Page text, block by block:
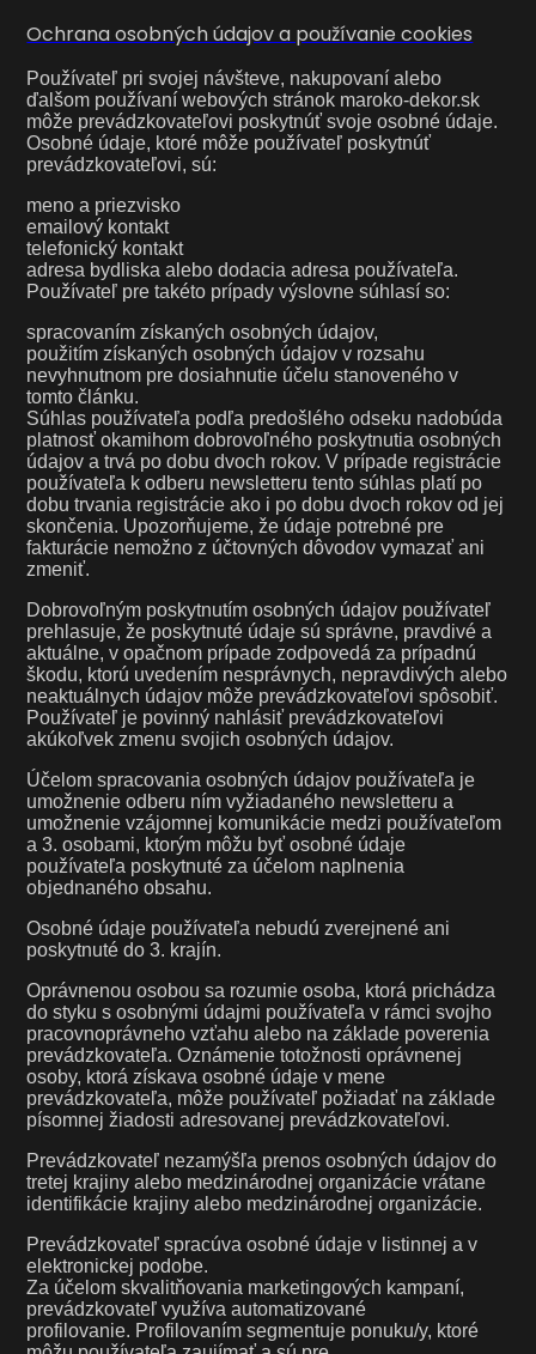
Ochrana osobných údajov a používanie cookies
Používateľ pri svojej návšteve, nakupovaní alebo
ďalšom používaní webových stránok maroko-dekor.sk
môže prevádzkovateľovi poskytnúť svoje osobné údaje.
Osobné údaje, ktoré môže používateľ poskytnúť
prevádzkovateľovi, sú:
meno a priezvisko
emailový kontakt
telefonický kontakt
adresa bydliska alebo dodacia adresa používateľa.
Používateľ pre takéto prípady výslovne súhlasí so:
spracovaním získaných osobných údajov,
použitím získaných osobných údajov v rozsahu
nevyhnutnom pre dosiahnutie účelu stanoveného v
tomto článku.
Súhlas používateľa podľa predošlého odseku nadobúda
platnosť okamihom dobrovoľného poskytnutia osobných
údajov a trvá po dobu dvoch rokov. V prípade registrácie
používateľa k odberu newsletteru tento súhlas platí po
dobu trvania registrácie ako i po dobu dvoch rokov od jej
skončenia. Upozorňujeme, že údaje potrebné pre
fakturácie nemožno z účtovných dôvodov vymazať ani
zmeniť.
Dobrovoľným poskytnutím osobných údajov používateľ
prehlasuje, že poskytnuté údaje sú správne, pravdivé a
aktuálne, v opačnom prípade zodpovedá za prípadnú
škodu, ktorú uvedením nesprávnych, nepravdivých alebo
neaktuálnych údajov môže prevádzkovateľovi spôsobiť.
Používateľ je povinný nahlásiť prevádzkovateľovi
akúkoľvek zmenu svojich osobných údajov.
Účelom spracovania osobných údajov používateľa je
umožnenie odberu ním vyžiadaného newsletteru a
umožnenie vzájomnej komunikácie medzi používateľom
a 3. osobami, ktorým môžu byť osobné údaje
používateľa poskytnuté za účelom naplnenia
objednaného obsahu.
Osobné údaje používateľa nebudú zverejnené ani
poskytnuté do 3. krajín.
Oprávnenou osobou sa rozumie osoba, ktorá prichádza
do styku s osobnými údajmi používateľa v rámci svojho
pracovnoprávneho vzťahu alebo na základe poverenia
prevádzkovateľa. Oznámenie totožnosti oprávnenej
osoby, ktorá získava osobné údaje v mene
prevádzkovateľa, môže používateľ požiadať na základe
písomnej žiadosti adresovanej prevádzkovateľovi.
Prevádzkovateľ nezamýšľa prenos osobných údajov do
tretej krajiny alebo medzinárodnej organizácie vrátane
identifikácie krajiny alebo medzinárodnej organizácie.
Prevádzkovateľ spracúva osobné údaje v listinnej a v
elektronickej podobe.
Za účelom skvalitňovania marketingových kampaní,
prevádzkovateľ využíva automatizované
profilovanie. Profilovaním segmentuje ponuku/y, ktoré